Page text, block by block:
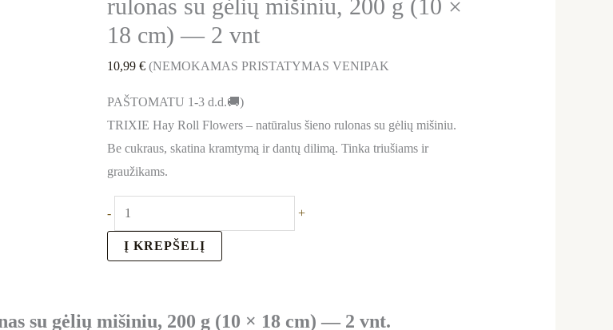
rulonas su gėlių mišiniu, 200 g (10 ×
18 cm) — 2 vnt
10,99€ (NEMOKAMAS PRISTATYMAS VENIPAK
PAŠTOMATU 1-3 d.d.🚚)
TRIXIE Hay Roll Flowers – natūralus šieno rulonas su gėlių mišiniu.
Be cukraus, skatina kramtymą ir dantų dilimą. Tinka triušiams ir
graužikams.
-
18
cm)
—
+
Į KREPŠELĮ
su gėlių mišiniu, 200 g (10 × 18 cm) — 2 vnt.
vnt